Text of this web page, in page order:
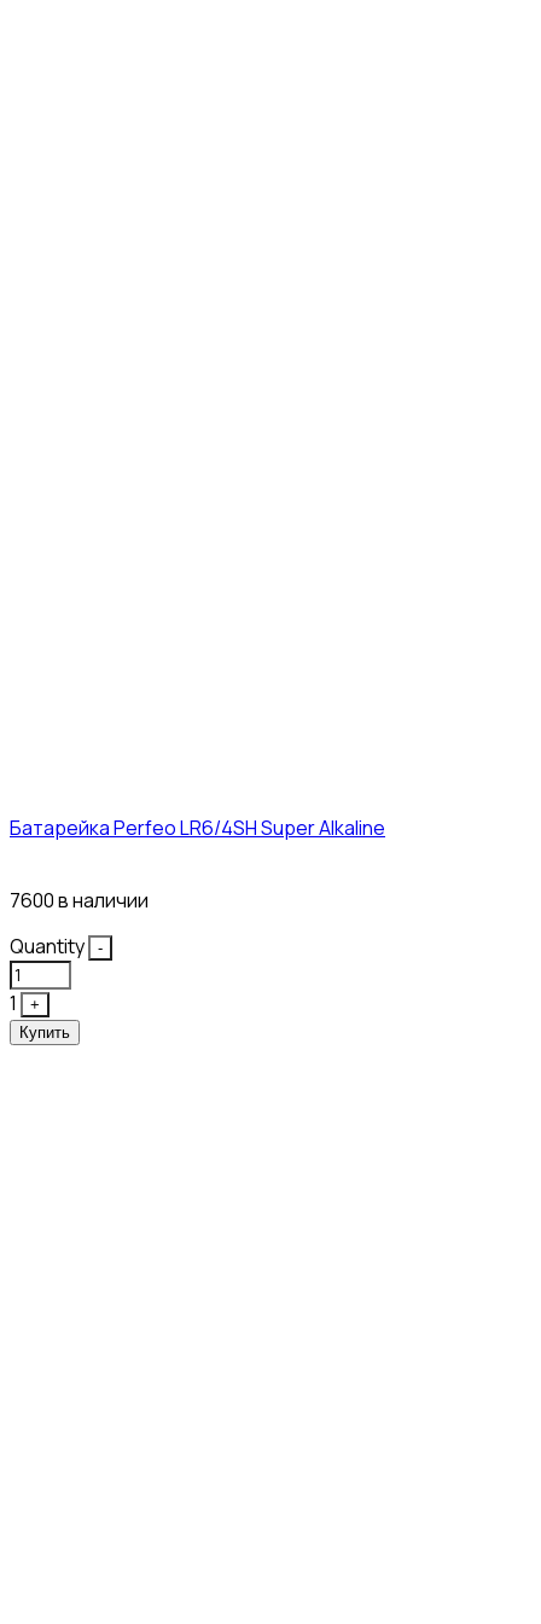
Батарейка Perfeo LR6/4SH Super Alkaline
7600 в наличии
Quantity
-
1
+
Купить